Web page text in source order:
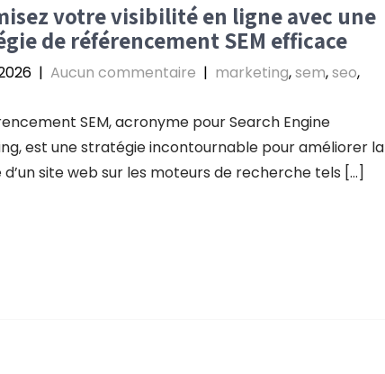
votre visibilité en ligne avec une
de référencement SEM efficace
| Aucun commentaire | marketing,sem,seo,
SEM, acronyme pour Search Engine
est une stratégie incontournable pour améliorer la
d’un site web sur les moteurs de recherche tels […]